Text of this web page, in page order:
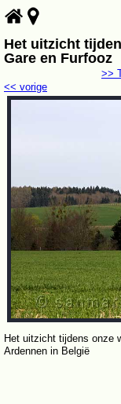
Het uitzicht
Gare en Furfooz
<< vorige
>>
Het uitzicht tijdens onze
Ardennen in België